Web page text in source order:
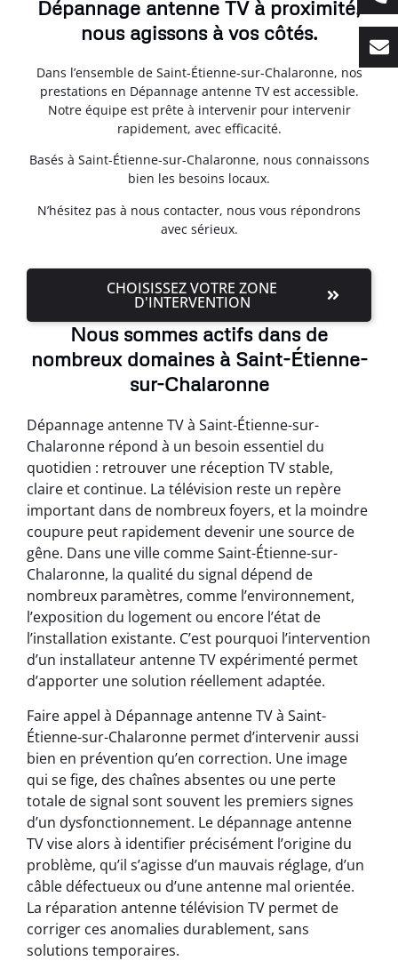
Dépannage antenne TV à proximité,
nous agissons à vos côtés.
Dans l’ensemble de Saint-Étienne-sur-Chalaronne, nos
prestations en Dépannage antenne TV est accessible.
Notre équipe est prête à intervenir pour intervenir
rapidement, avec efficacité.
Basés à Saint-Étienne-sur-Chalaronne, nous connaissons
bien les besoins locaux.
N’hésitez pas à nous contacter, nous vous répondrons
avec sérieux.
CHOISISSEZ VOTRE ZONE
D'INTERVENTION
Nous sommes actifs dans de
nombreux domaines à Saint-Étienne-
sur-Chalaronne
Dépannage antenne TV à Saint-Étienne-sur-
Chalaronne répond à un besoin essentiel du
quotidien : retrouver une réception TV stable,
claire et continue. La télévision reste un repère
important dans de nombreux foyers, et la moindre
coupure peut rapidement devenir une source de
gêne. Dans une ville comme Saint-Étienne-sur-
Chalaronne, la qualité du signal dépend de
nombreux paramètres, comme l’environnement,
l’exposition du logement ou encore l’état de
l’installation existante. C’est pourquoi l’intervention
d’un installateur antenne TV expérimenté permet
d’apporter une solution réellement adaptée.
Faire appel à Dépannage antenne TV à Saint-
Étienne-sur-Chalaronne permet d’intervenir aussi
bien en prévention qu’en correction. Une image
qui se fige, des chaînes absentes ou une perte
totale de signal sont souvent les premiers signes
d’un dysfonctionnement. Le dépannage antenne
TV vise alors à identifier précisément l’origine du
problème, qu’il s’agisse d’un mauvais réglage, d’un
câble défectueux ou d’une antenne mal orientée.
La réparation antenne télévision TV permet de
corriger ces anomalies durablement, sans
solutions temporaires.